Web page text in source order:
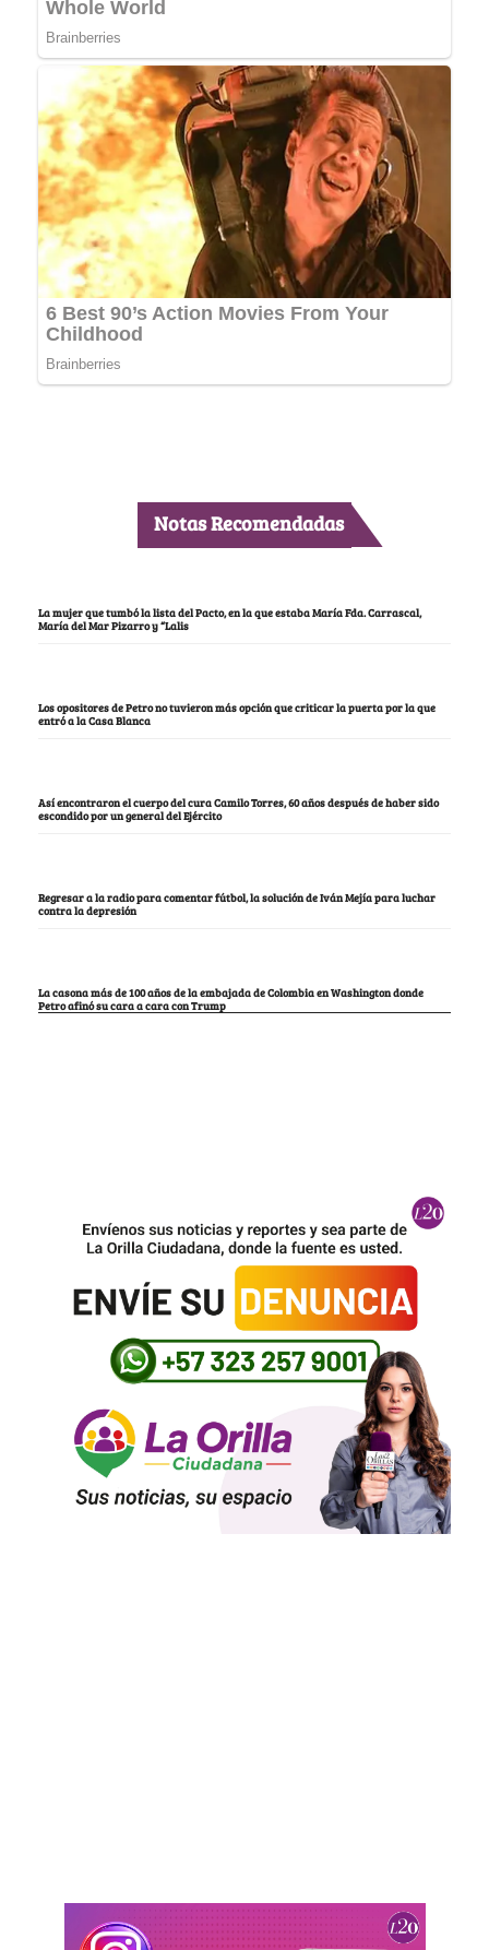
Notas Recomendadas
La mujer que tumbó la lista del Pacto, en la que estaba María Fda. Carrascal,
María del Mar Pizarro y “Lalis
Los opositores de Petro no tuvieron más opción que criticar la puerta por la que
entró a la Casa Blanca
Así encontraron el cuerpo del cura Camilo Torres, 60 años después de haber sido
escondido por un general del Ejército
Regresar a la radio para comentar fútbol, la solución de Iván Mejía para luchar
contra la depresión
La casona más de 100 años de la embajada de Colombia en Washington donde
Petro afinó su cara a cara con Trump